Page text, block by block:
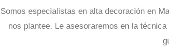
Somos especialistas en alta decoración en
nos plantee. Le asesoraremos en la